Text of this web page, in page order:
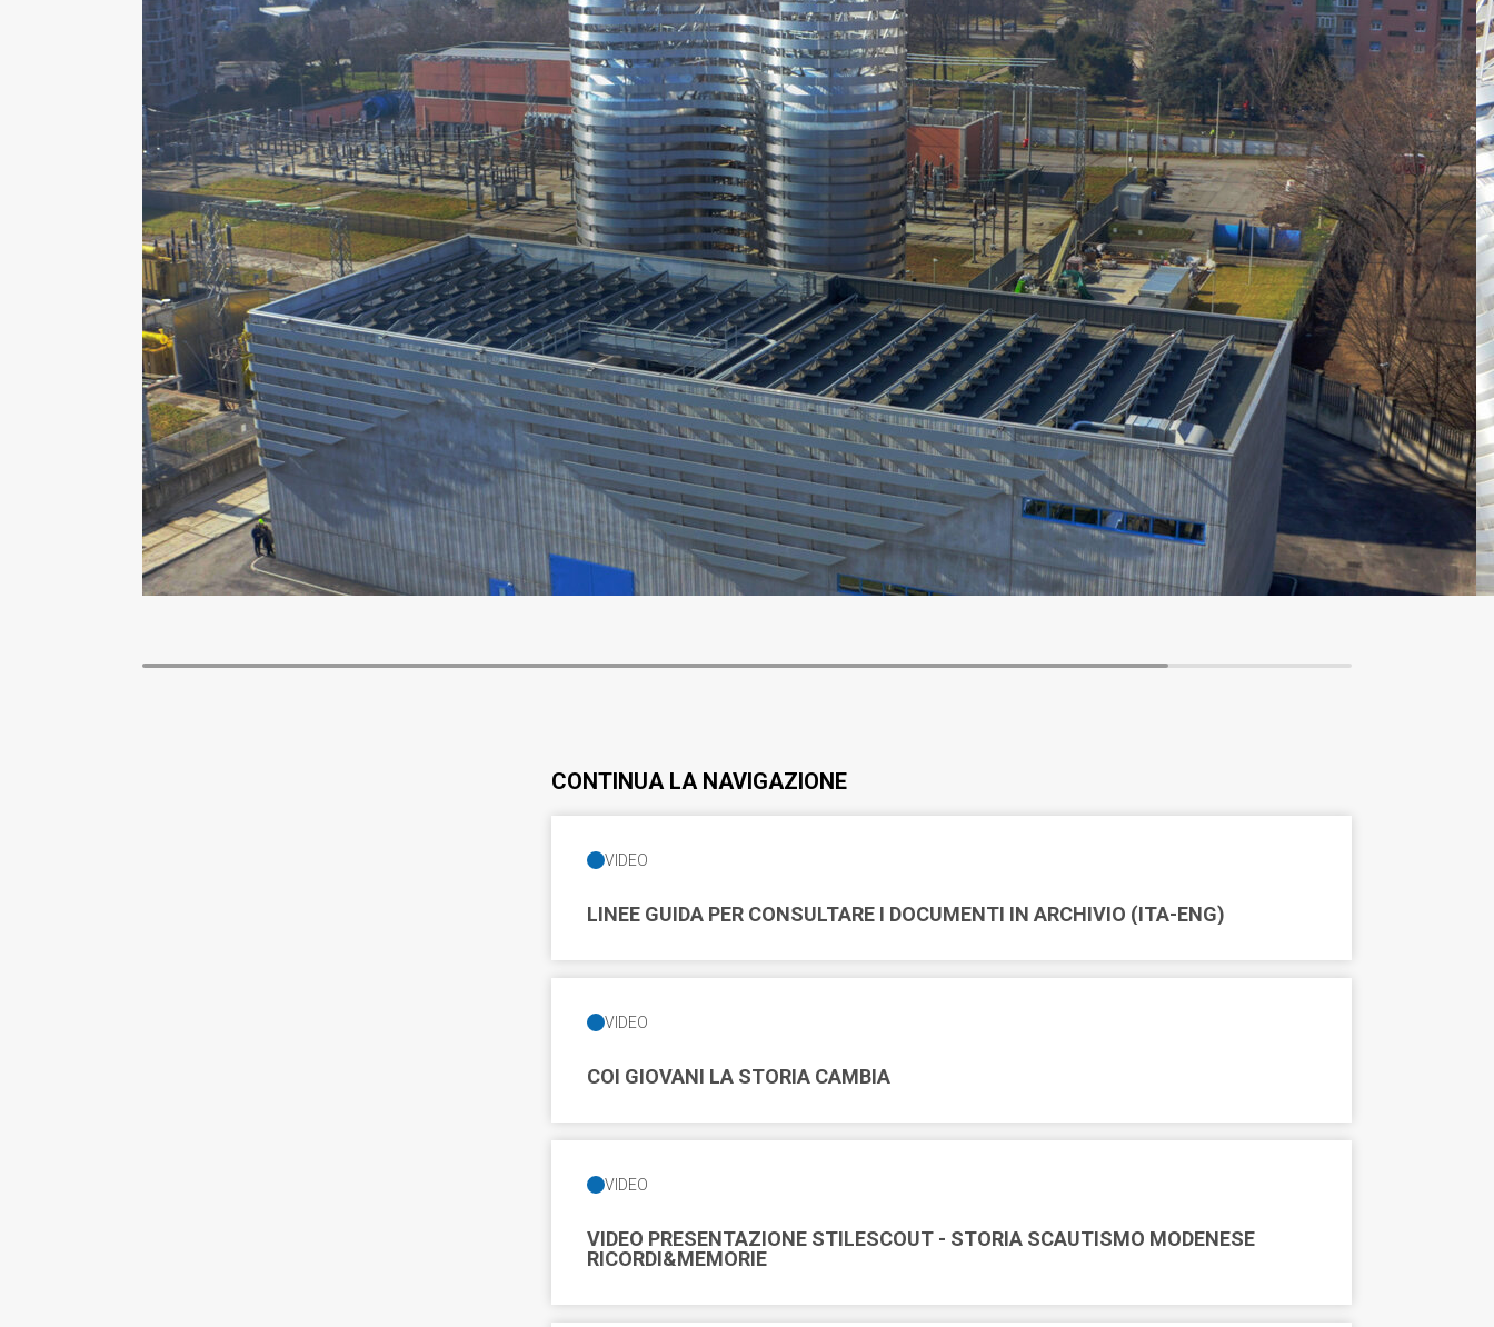
CONTINUA LA NAVIGAZIONE
VIDEO
LINEE GUIDA PER CONSULTARE I DOCUMENTI IN ARCHIVIO (ITA-ENG)
VIDEO
COI GIOVANI LA STORIA CAMBIA
VIDEO
VIDEO PRESENTAZIONE STILESCOUT - STORIA SCAUTISMO MODENESE
RICORDI&MEMORIE